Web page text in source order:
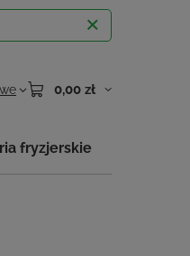
0,00 zł
fryzjerskie